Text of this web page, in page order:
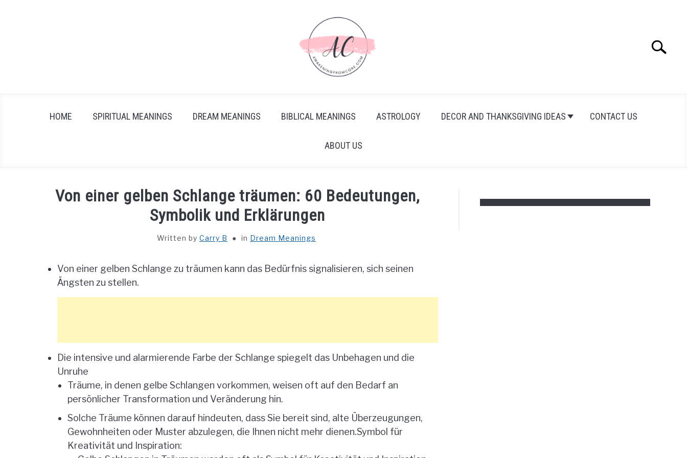
Search
HOME SPIRITUAL MEANINGS DREAM MEANINGS BIBLICAL MEANINGS ASTROLOGY DECOR AND THANKSGIVING IDEAS CONTACT US
ABOUT US
Von einer gelben Schlange träumen: 60 Bedeutungen,
Symbolik und Erklärungen
Written by Carry B in Dream Meanings
Von einer gelben Schlange zu träumen kann das Bedürfnis signalisieren, sich seinen
Ängsten zu stellen.
Die intensive und alarmierende Farbe der Schlange spiegelt das Unbehagen und die
Unruhe
Träume, in denen gelbe Schlangen vorkommen, weisen oft auf den Bedarf an
persönlicher Transformation und Veränderung hin.
Solche Träume können darauf hindeuten, dass Sie bereit sind, alte Überzeugungen,
Gewohnheiten oder Muster abzulegen, die Ihnen nicht mehr dienen.Symbol für
Kreativität und Inspiration: